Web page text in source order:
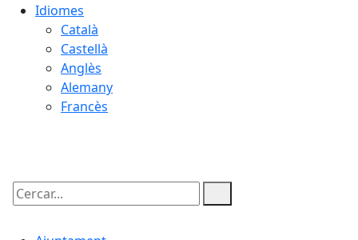
Idiomes
Català
Castellà
Anglès
Alemany
Francès
Cercar: